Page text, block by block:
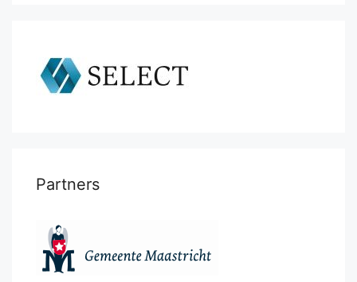
Partners